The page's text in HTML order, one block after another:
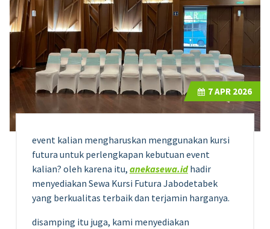
event kalian mengharuskan menggunakan kursi
futura untuk perlengkapan kebutuan event
kalian? oleh karena itu, anekasewa.idhadir
menyediakan Sewa Kursi Futura Jabodetabek
yang berkualitas terbaik dan terjamin harganya.
disamping itu juga, kami menyediakan
7APR 2026